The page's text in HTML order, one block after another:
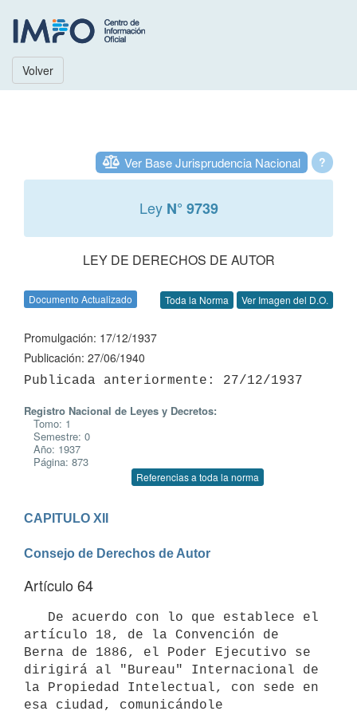
Volver
?
Ver Base Jurisprudencia Nacional
Ley N° 9739
LEY DE DERECHOS DE AUTOR
Documento Actualizado Toda la Norma Ver Imagen del D.O.
Promulgación: 17/12/1937
Publicación: 27/06/1940
Registro Nacional de Leyes y Decretos:
Tomo: 1
Semestre: 0
Año: 1937
Página: 873
Referencias a toda la norma
CAPITULO XII
Consejo de Derechos de Autor
Artículo 64
artículo 18, de la Convención de
Berna de 1886, el Poder Ejecutivo se
dirigirá al "Bureau" Internacional de
la Propiedad Intelectual, con sede en
esa ciudad, comunicándole